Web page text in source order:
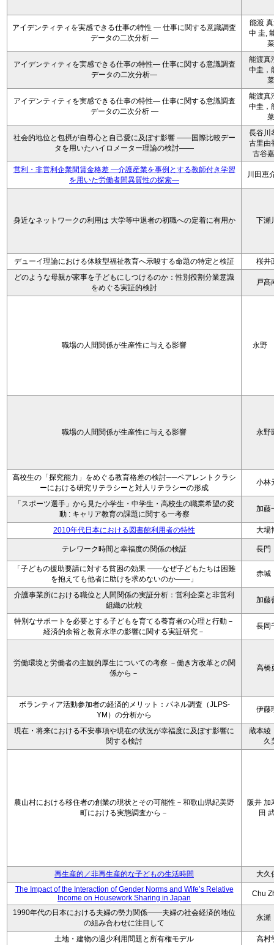
アイデンティティを実感できる仕事の特性 ― 仕事に関する意識調査
データの二次分析 ―
能渡
中 圭,
菜
アイデンティティを実感できる仕事の特性― 仕事に関する意識調査
データの二次分析―
能渡真
中圭，
菜
アイデンティティを実感できる仕事の特性― 仕事に関する意識調査
データの二次分析 ―
能渡真
中圭，
菜
社会的地位と包摂が自尊心と自己愛に及ぼす影響 ――国際比較デー
タを用いたハイロメーター理論の検討――
長谷川
古里由
古谷
営利・非営利企業間賃金格差 ―介護産業を事例とする教師付き学習
を用いた労働者間異質性の探索―
川田恵
身近なネットワークの利用は 大学等中退者の初職への定着に有用か 下瀬
デューイ理論における体験型福祉教育へ示唆する命題の特定と検証
桜井
どのような母親が家事を子どもにしつけるのか：性別役割分業意識
をめぐる実証的検討
戸髙
職場の人間関係が生産性に与える影響 永野
職場の人間関係が生産性に与える影響 永野
高校生の「探究能力」をめぐる教育格差の検討──ペアレントクラシ
ーにおける研究リテラシーと対人リテラシーの形成
小林
「スポーツ選手」から見た小学生・中学生・高校生の職業希望の変
動 : キャリア教育の課題に関する一考察
加藤
2010年代日本における図書館利用者の特性 大場
テレワーク時間と幸福度の関係の検証 長
「子どもの援助要請に対する貧困の効果 ――なぜ子どもたちは困難
を抱えても他者に助けを求めないのか――」
赤
介護事業所における職位と人間関係の実証分析：営利企業と非営利
組織の比較
加藤
特別なサポートを必要とする子どもを育てる養育者の心理と行動－
経済的余裕と教育水準の影響に関する実証研究－
長岡
労働環境と労働者の主観的厚生についての考察 －働き方改革との関
係から－
高橋
ボランティア活動参加者の経済的メリット：パネル調査（JLPS-
YM）の分析から
伊藤
現在・将来における不安事項や現在の状況が幸福度に及ぼす影響に
関する検討
蔵本綾
久
農山村における移住者の創業の現状とその可能性－和歌山県紀美野
町における実態調査から－
阪井 加
田
再生産的／非再生産的な子どもの生活時間
大久
The Impact of the Interaction of Gender Norms and Wife’s Relative
Income on Housework Sharing in Japan
Chu
1990年代の日本における夫婦の勢力関係――夫婦の社会経済的地位
の組み合わせに注目して
永
土地・建物の過少利用問題と所有権モデル 高村